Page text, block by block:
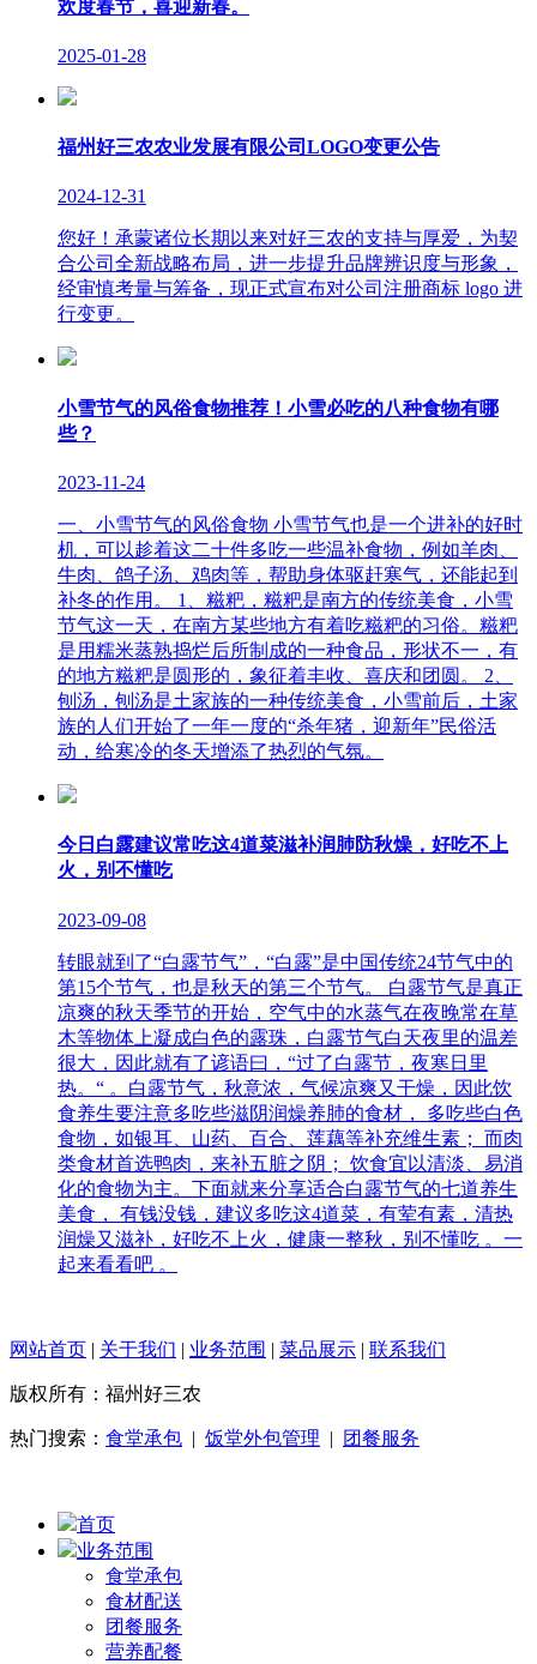
欢度春节，喜迎新春。
2025-01-28
福州好三农农业发展有限公司LOGO变更公告
2024-12-31
您好！承蒙诸位长期以来对好三农的支持与厚爱，为契
合公司全新战略布局，进一步提升品牌辨识度与形象，
经审慎考量与筹备，现正式宣布对公司注册商标 logo 进
行变更。
小雪节气的风俗食物推荐！小雪必吃的八种食物有哪
些？
2023-11-24
一、小雪节气的风俗食物 小雪节气也是一个进补的好时
机，可以趁着这二十件多吃一些温补食物，例如羊肉、
牛肉、鸽子汤、鸡肉等，帮助身体驱赶寒气，还能起到
补冬的作用。 1、糍粑，糍粑是南方的传统美食，小雪
节气这一天，在南方某些地方有着吃糍粑的习俗。糍粑
是用糯米蒸熟捣烂后所制成的一种食品，形状不一，有
的地方糍粑是圆形的，象征着丰收、喜庆和团圆。 2、
刨汤，刨汤是土家族的一种传统美食，小雪前后，土家
族的人们开始了一年一度的“杀年猪，迎新年”民俗活
动，给寒冷的冬天增添了热烈的气氛。
今日白露建议常吃这4道菜滋补润肺防秋燥，好吃不上
火，别不懂吃
2023-09-08
转眼就到了“白露节气”，“白露”是中国传统24节气中的
第15个节气，也是秋天的第三个节气。 白露节气是真正
凉爽的秋天季节的开始，空气中的水蒸气在夜晚常在草
木等物体上凝成白色的露珠，白露节气白天夜里的温差
很大，因此就有了谚语曰，“过了白露节，夜寒日里
热。“ 。白露节气，秋意浓，气候凉爽又干燥，因此饮
食养生要注意多吃些滋阴润燥养肺的食材， 多吃些白色
食物，如银耳、山药、百合、莲藕等补充维生素； 而肉
类食材首选鸭肉，来补五脏之阴； 饮食宜以清淡、易消
化的食物为主。下面就来分享适合白露节气的七道养生
美食， 有钱没钱，建议多吃这4道菜，有荤有素，清热
润燥又滋补，好吃不上火，健康一整秋，别不懂吃 。一
起来看看吧 。
网站首页 | 关于我们 | 业务范围 | 菜品展示 | 联系我们
版权所有：福州好三农
热门搜索： 食堂承包 | 饭堂外包管理 | 团餐服务
首页
业务范围
食堂承包
食材配送
团餐服务
营养配餐